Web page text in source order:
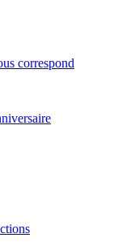
correspond